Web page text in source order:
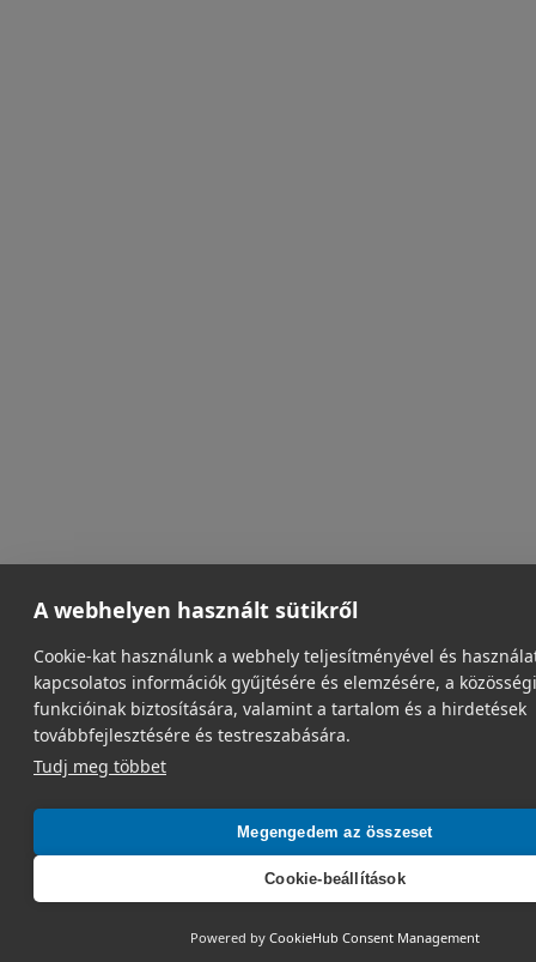
A webhelyen használt sütikről
Cookie-kat használunk a webhely teljesítményével és
kapcsolatos információk gyűjtésére és elemzésére, a
funkcióinak biztosítására, valamint a tartalom és a hirdetések
továbbfejlesztésére és testreszabására.
Tudj meg többet
Megengedem az összeset
Cookie-beállítások
Powered by CookieHub Consent Management